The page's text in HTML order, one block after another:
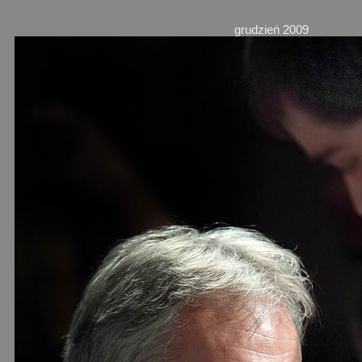
grudzień 2009